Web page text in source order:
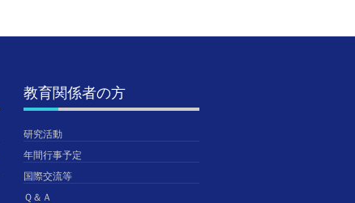
教育関係者の方
研究活動
年間行事予定
国際交流等
Ｑ＆Ａ